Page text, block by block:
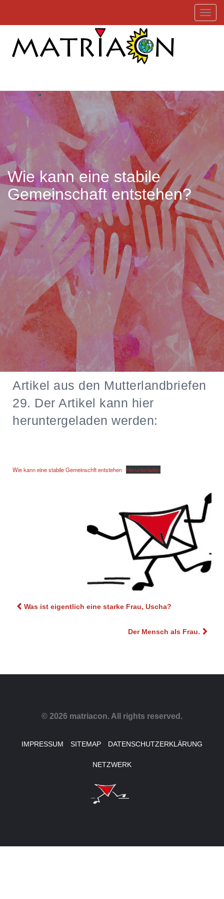
Wie kann eine stabile
Gemeinschaft entstehen?
Artikel aus den Mutterlandbriefen
29. Der Artikel kann hier
heruntergeladen werden:
Wie kann eine stabile Gemeinschft entstehen Herunterladen
Beitragsnavigation
Was ist eigentlich eine starke Frau, Uscha?
Der Mensch als Frau.
© 2026 matriacon. All rights reserved.
IMPRESSUM SITEMAP DATENSCHUTZERKLÄRUNG
NETZWERK